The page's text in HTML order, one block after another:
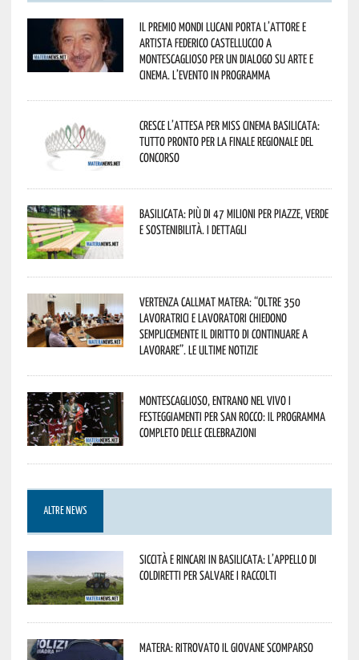
Il Premio Mondi Lucani porta l’attore e
artista Federico Castelluccio a
Montescaglioso per un dialogo su arte e
cinema. L’evento in programma
Cresce l’attesa per Miss Cinema Basilicata:
tutto pronto per la finale regionale del
concorso
Basilicata: più di 47 milioni per piazze, verde
e sostenibilità. I dettagli
Vertenza CallMat Matera: “Oltre 350
lavoratrici e lavoratori chiedono
semplicemente il diritto di continuare a
lavorare”. Le ultime notizie
Montescaglioso, entrano nel vivo i
festeggiamenti per San Rocco: il programma
completo delle celebrazioni
ALTRE NEWS
Siccità e rincari in Basilicata: l’appello di
Coldiretti per salvare i raccolti
Matera: ritrovato il giovane scomparso